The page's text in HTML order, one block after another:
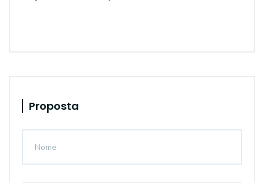
Proposta